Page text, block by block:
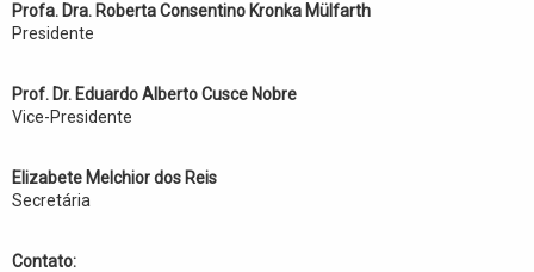
Profa. Dra. Roberta Consentino Kronka Mülfarth
Presidente
Prof. Dr. Eduardo Alberto Cusce Nobre
Vice-Presidente
Elizabete Melchior dos Reis
Secretária
Contato: